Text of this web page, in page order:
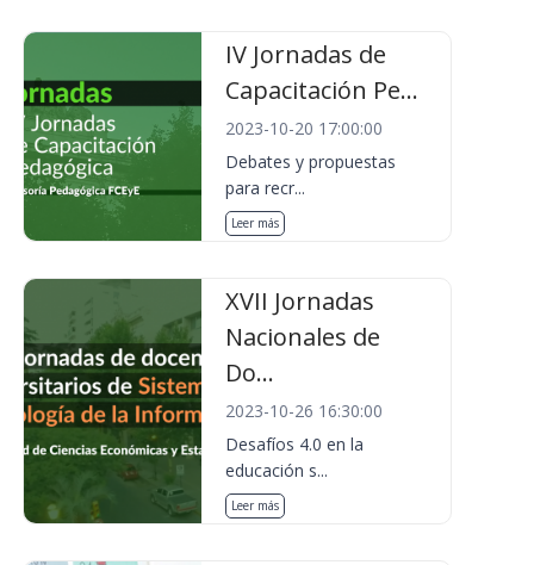
IV Jornadas de
Capacitación Pe...
2023-10-20 17:00:00
Debates y propuestas
para recr...
Leer más
XVII Jornadas
Nacionales de
Do...
2023-10-26 16:30:00
Desafíos 4.0 en la
educación s...
Leer más